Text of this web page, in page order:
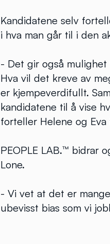
Kandidatene selv
i hva man går til i den
- Det gir også
Hva vil det kreve av
er kjempeverdifullt.
kandidatene til å vise
forteller Helene og
PEOPLE LAB.™ bidrar
Lone.
- Vi vet at det er
ubevisst bias som vi